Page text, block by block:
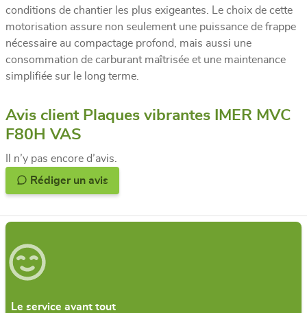
conditions de chantier les plus exigeantes. Le choix de cette
motorisation assure non seulement une puissance de frappe
nécessaire au compactage profond, mais aussi une
consommation de carburant maîtrisée et une maintenance
simplifiée sur le long terme.
Avis client Plaques vibrantes IMER MVC
F80H VAS
Il n’y pas encore d’avis.
Rédiger un avis
Le service avant tout